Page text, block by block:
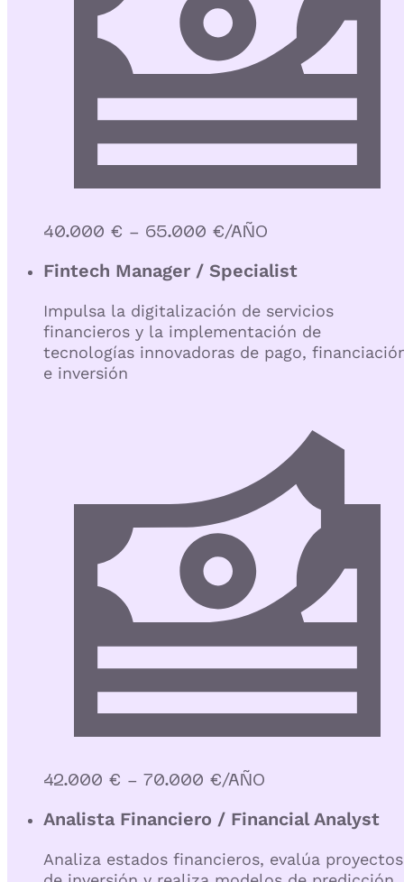
40.000 € - 65.000 €/AÑO
Fintech Manager / Specialist
Impulsa la digitalización de servicios
financieros y la implementación de
tecnologías innovadoras de pago,
e inversión
42.000 € - 70.000 €/AÑO
Analista Financiero / Financial Analyst
Analiza estados financieros, evalúa proyectos